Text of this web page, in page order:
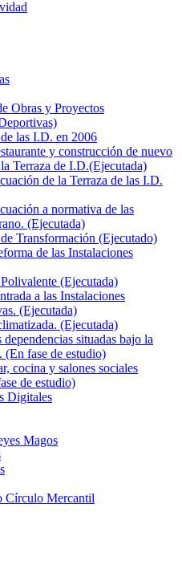
Obras y Proyectos
las I.D. en 2006
y construcción de nuevo
Terraza de I.D.(Ejecutada)
de la Terraza de las I.D.
a normativa de las
(Ejecutada)
Transformación (Ejecutado)
de las Instalaciones
(Ejecutada)
a las Instalaciones
(Ejecutada)
(Ejecutada)
situadas bajo la
(En fase de estudio)
cocina y salones sociales
de estudio)
Digitales
Magos
Círculo Mercantil